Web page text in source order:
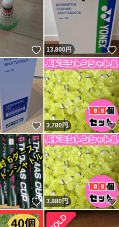
いいね！
13,800円
いいね！
3,780円
いいね！
3,880円